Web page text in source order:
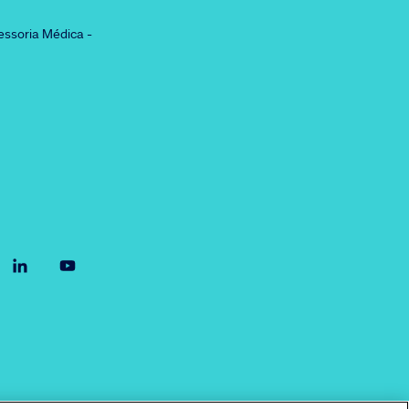
Médica -